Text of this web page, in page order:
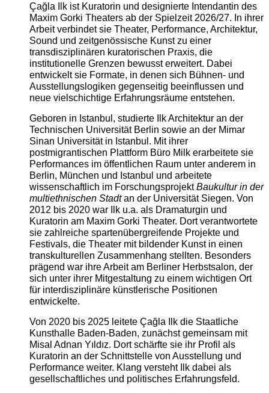
Çağla Ilk ist Kuratorin und designierte Intendantin des
Maxim Gorki Theaters ab der Spielzeit 2026/27. In ihrer
Arbeit verbindet sie Theater, Performance, Architektur,
Sound und zeitgenössische Kunst zu einer
transdisziplinären kuratorischen Praxis, die
institutionelle Grenzen bewusst erweitert. Dabei
entwickelt sie Formate, in denen sich Bühnen- und
Ausstellungslogiken gegenseitig beeinflussen und
neue vielschichtige Erfahrungsräume entstehen.
Geboren in Istanbul, studierte Ilk Architektur an der
Technischen Universität Berlin sowie an der Mimar
Sinan Universität in Istanbul. Mit ihrer
postmigrantischen Plattform Büro Milk erarbeitete sie
Performances im öffentlichen Raum unter anderem in
Berlin, München und Istanbul und arbeitete
wissenschaftlich im ForschungsprojektBaukultur in der
multiethnischen Stadtan der Universität Siegen. Von
2012 bis 2020 war Ilk u.a. als Dramaturgin und
Kuratorin am Maxim Gorki Theater. Dort verantwortete
sie zahlreiche spartenübergreifende Projekte und
Festivals, die Theater mit bildender Kunst in einen
transkulturellen Zusammenhang stellten. Besonders
prägend war ihre Arbeit am Berliner Herbstsalon, der
sich unter ihrer Mitgestaltung zu einem wichtigen Ort
für interdisziplinäre künstlerische Positionen
entwickelte.
Von 2020 bis 2025 leitete Çağla Ilk die Staatliche
Kunsthalle Baden-Baden, zunächst gemeinsam mit
Misal Adnan Yıldız. Dort schärfte sie ihr Profil als
Kuratorin an der Schnittstelle von Ausstellung und
Performance weiter. Klang versteht Ilk dabei als
gesellschaftliches und politisches Erfahrungsfeld.